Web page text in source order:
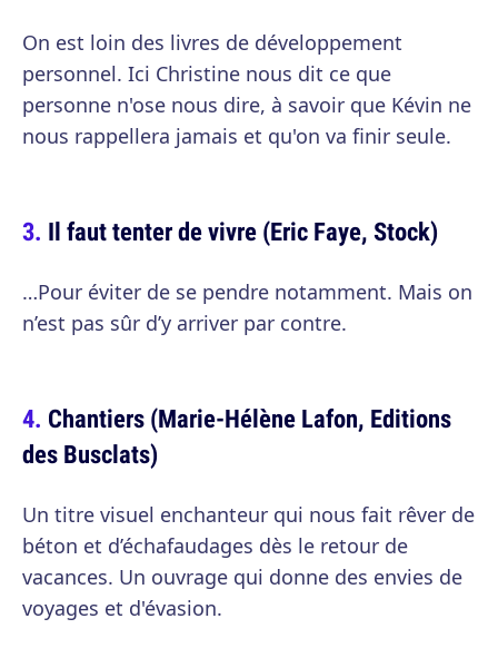
On est loin des livres de développement
personnel. Ici Christine nous dit ce que
personne n'ose nous dire, à savoir que Kévin ne
nous rappellera jamais et qu'on va finir seule.
Il faut tenter de vivre (Eric Faye, Stock)
…Pour éviter de se pendre notamment. Mais on
n’est pas sûr d’y arriver par contre.
Chantiers (Marie-Hélène Lafon, Editions
des Busclats)
Un titre visuel enchanteur qui nous fait rêver de
béton et d’échafaudages dès le retour de
vacances. Un ouvrage qui donne des envies de
voyages et d'évasion.